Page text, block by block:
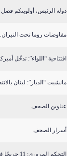
دولة الرئيس، أولويتكم
مفاوضات روما تحت
افتتاحية “اللواء”: تدخّل
مانشيت “الديار”: لبنان
عناوين الصحف
أسرار الصحف
التحكم المروري: 11 جريحًا في 9 حوادث سير خلال 24 س...